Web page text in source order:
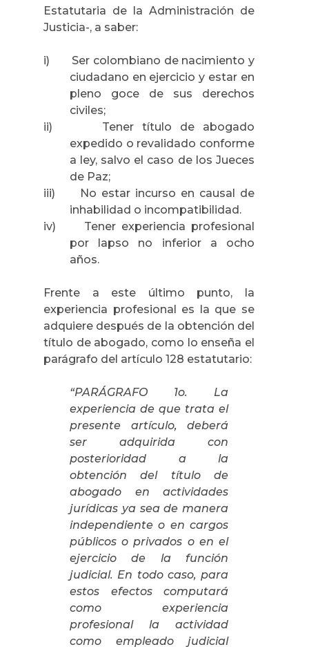
Estatutaria de la Administración de
Justicia-, a saber:
i)
Ser colombiano de nacimiento y
ciudadano en ejercicio y estar en
pleno goce de sus derechos
civiles;
ii)
Tener título de abogado
expedido o revalidado conforme
a ley, salvo el caso de los Jueces
de Paz;
iii)
No estar incurso en causal de
inhabilidad o incompatibilidad.
iv)
Tener experiencia profesional
por lapso no inferior a ocho
años.
Frente a este último punto, la
experiencia profesional es la que se
adquiere después de la obtención del
título de abogado, como lo enseña el
parágrafo del artículo 128 estatutario:
“PARÁGRAFO 1o. La
experiencia de que trata el
presente artículo, deberá
ser adquirida con
posterioridad a la
obtención del título de
abogado en actividades
jurídicas ya sea de manera
independiente o en cargos
públicos o privados o en el
ejercicio de la función
judicial. En todo caso, para
estos efectos computará
como experiencia
profesional la actividad
como empleado judicial